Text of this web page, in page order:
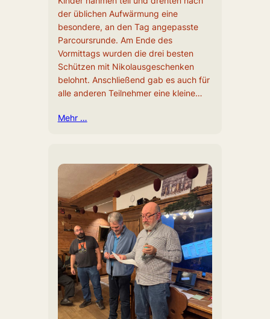
der üblichen Aufwärmung eine
besondere, an den Tag angepasste
Parcoursrunde. Am Ende des
Vormittags wurden die drei besten
Schützen mit Nikolausgeschenken
belohnt. Anschließend gab es auch für
alle anderen Teilnehmer eine kleine…
Mehr …